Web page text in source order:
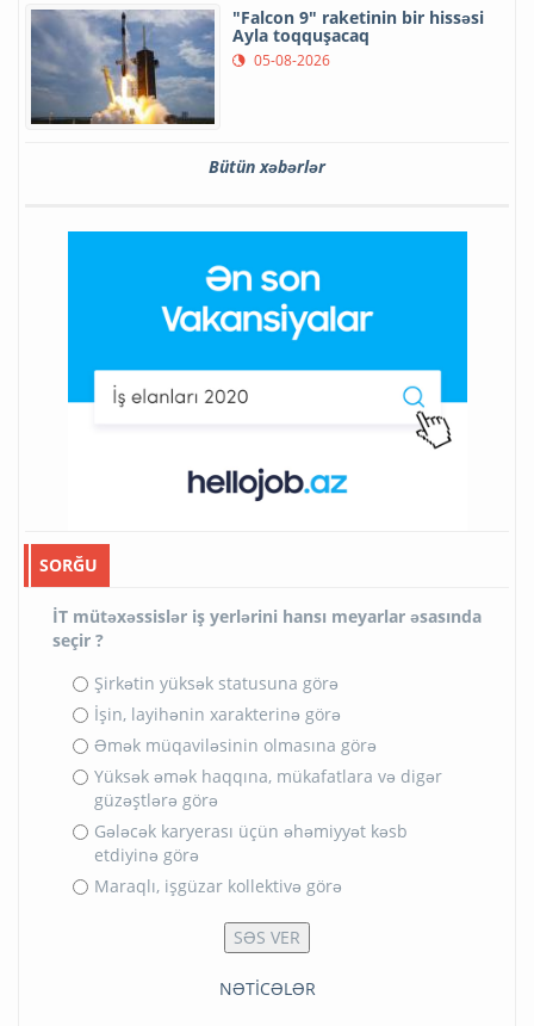
"Falcon 9" raketinin bir hissəsi
Ayla toqquşacaq
05-08-2026
Bütün xəbərlər
SORĞU
İT mütəxəssislər iş yerlərini hansı meyarlar əsasında
seçir ?
Şirkətin yüksək statusuna görə
İşin, layihənin xarakterinə görə
Əmək müqaviləsinin olmasına görə
Yüksək əmək haqqına, mükafatlara və digər
güzəştlərə görə
Gələcək karyerası üçün əhəmiyyət kəsb
etdiyinə görə
Maraqlı, işgüzar kollektivə görə
NƏTİCƏLƏR